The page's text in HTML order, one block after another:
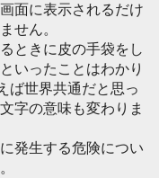
面に表示されるだけ
せん。
ときに皮の手袋をし
いったことはわかり
ば世界共通だと思っ
字の意味も変わりま
発生する危険につい